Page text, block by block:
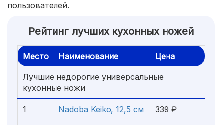
пользователей.
Рейтинг лучших кухонных ножей
Место Наименование Цена
Лучшие недорогие универсальные
кухонные ножи
1 Nadoba Keiko, 12,5 см 339 ₽